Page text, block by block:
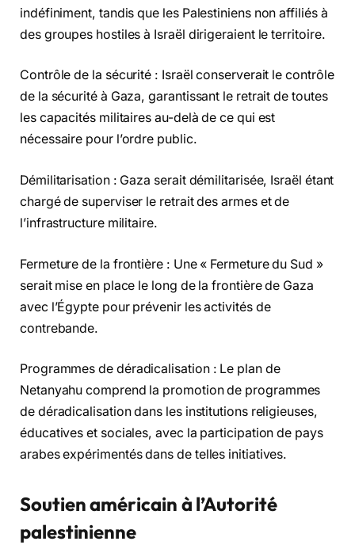
indéfiniment, tandis que les Palestiniens non affiliés à
des groupes hostiles à Israël dirigeraient le territoire.
Contrôle de la sécurité : Israël conserverait le contrôle
de la sécurité à Gaza, garantissant le retrait de toutes
les capacités militaires au-delà de ce qui est
nécessaire pour l’ordre public.
Démilitarisation : Gaza serait démilitarisée, Israël étant
chargé de superviser le retrait des armes et de
l’infrastructure militaire.
Fermeture de la frontière : Une « Fermeture du Sud »
serait mise en place le long de la frontière de Gaza
avec l’Égypte pour prévenir les activités de
contrebande.
Programmes de déradicalisation : Le plan de
Netanyahu comprend la promotion de programmes
de déradicalisation dans les institutions religieuses,
éducatives et sociales, avec la participation de pays
arabes expérimentés dans de telles initiatives.
Soutien américain à l’Autorité
palestinienne